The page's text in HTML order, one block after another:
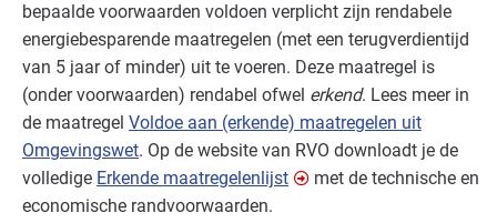
bepaalde voorwaarden voldoen verplicht zijn rendabele
energiebesparende maatregelen (met een terugverdientijd
van 5 jaar of minder) uit te voeren. Deze maatregel is
(onder voorwaarden) rendabel ofwel erkend. Lees meer in
de maatregel Voldoe aan (erkende) maatregelen uit
Omgevingswet. Op de website van RVO downloadt je de
volledige Erkende maatregelenlijst
met de technische en
economische randvoorwaarden.